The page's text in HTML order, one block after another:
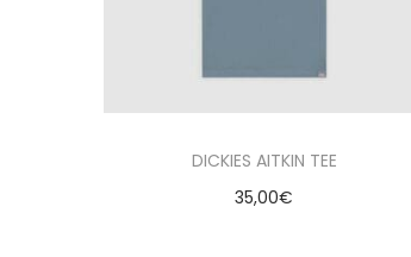
DICKIES AITKIN TEE
35,00€